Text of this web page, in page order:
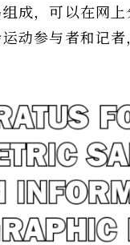
成，可以在网
动参与者和记